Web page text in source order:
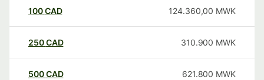
100CAD 124.360,00 MWK
250CAD 310.900 MWK
500CAD 621.800 MWK